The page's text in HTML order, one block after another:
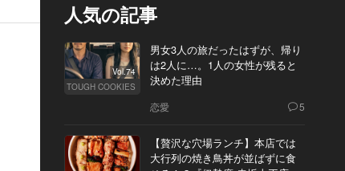
人気の記事
Vol.74
TOUGH COOKIES
男女3人の旅だったはずが、帰り
は2人に…。1人の女性が残ると
決めた理由
恋愛 5
【贅沢な穴場ランチ】本店では
大行列の焼き鳥丼が並ばずに食